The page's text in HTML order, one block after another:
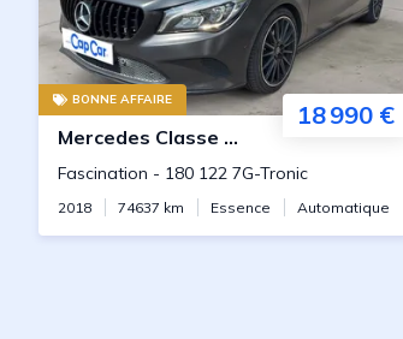
BONNE AFFAIRE
18 990 €
Mercedes Classe CLA
Fascination - 180 122 7G-Tronic
2018 74637 km Essence Automatique